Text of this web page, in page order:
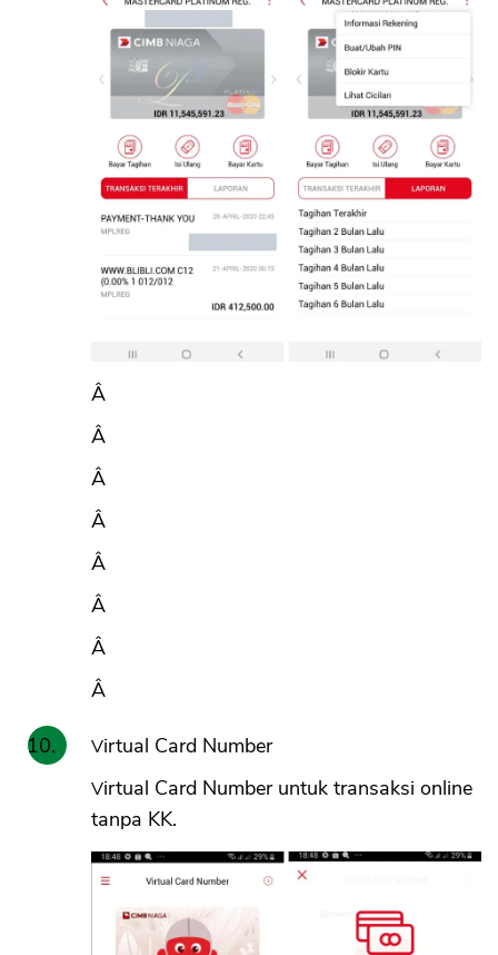
Â
Â
Â
Â
Â
Â
Â
Â
Virtual Card Number
Virtual Card Number untuk transaksi online
tanpa KK.